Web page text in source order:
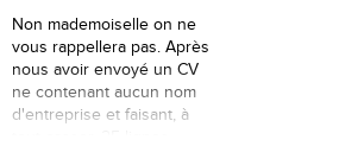
Non mademoiselle on ne
vous rappellera pas. Après
nous avoir envoyé un CV
ne contenant aucun nom
d'entreprise et faisant, à